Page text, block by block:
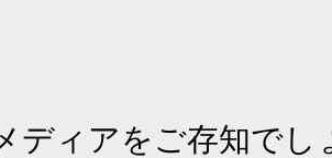
ディアをご存知でし